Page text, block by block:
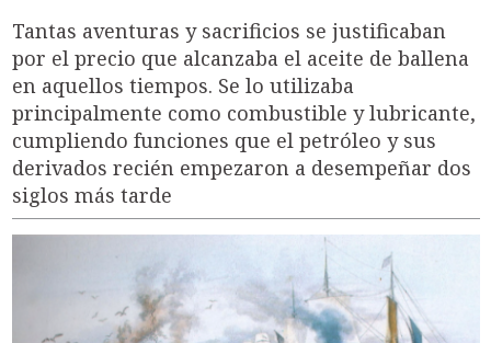
Tantas aventuras y sacrificios se justificaban
por el precio que alcanzaba el aceite de ballena
en aquellos tiempos. Se lo utilizaba
principalmente como combustible y lubricante,
cumpliendo funciones que el petróleo y sus
derivados recién empezaron a desempeñar dos
siglos más tarde